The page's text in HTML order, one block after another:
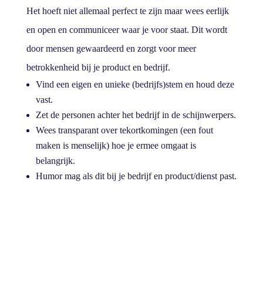
Het hoeft niet allemaal perfect te zijn maar wees eerlijk
en open en communiceer waar je voor staat. Dit wordt
door mensen gewaardeerd en zorgt voor meer
betrokkenheid bij je product en bedrijf.
Vind een eigen en unieke (bedrijfs)stem en houd deze
vast.
Zet de personen achter het bedrijf in de schijnwerpers.
Wees transparant over tekortkomingen (een fout
maken is menselijk) hoe je ermee omgaat is
belangrijk.
Humor mag als dit bij je bedrijf en product/dienst past.